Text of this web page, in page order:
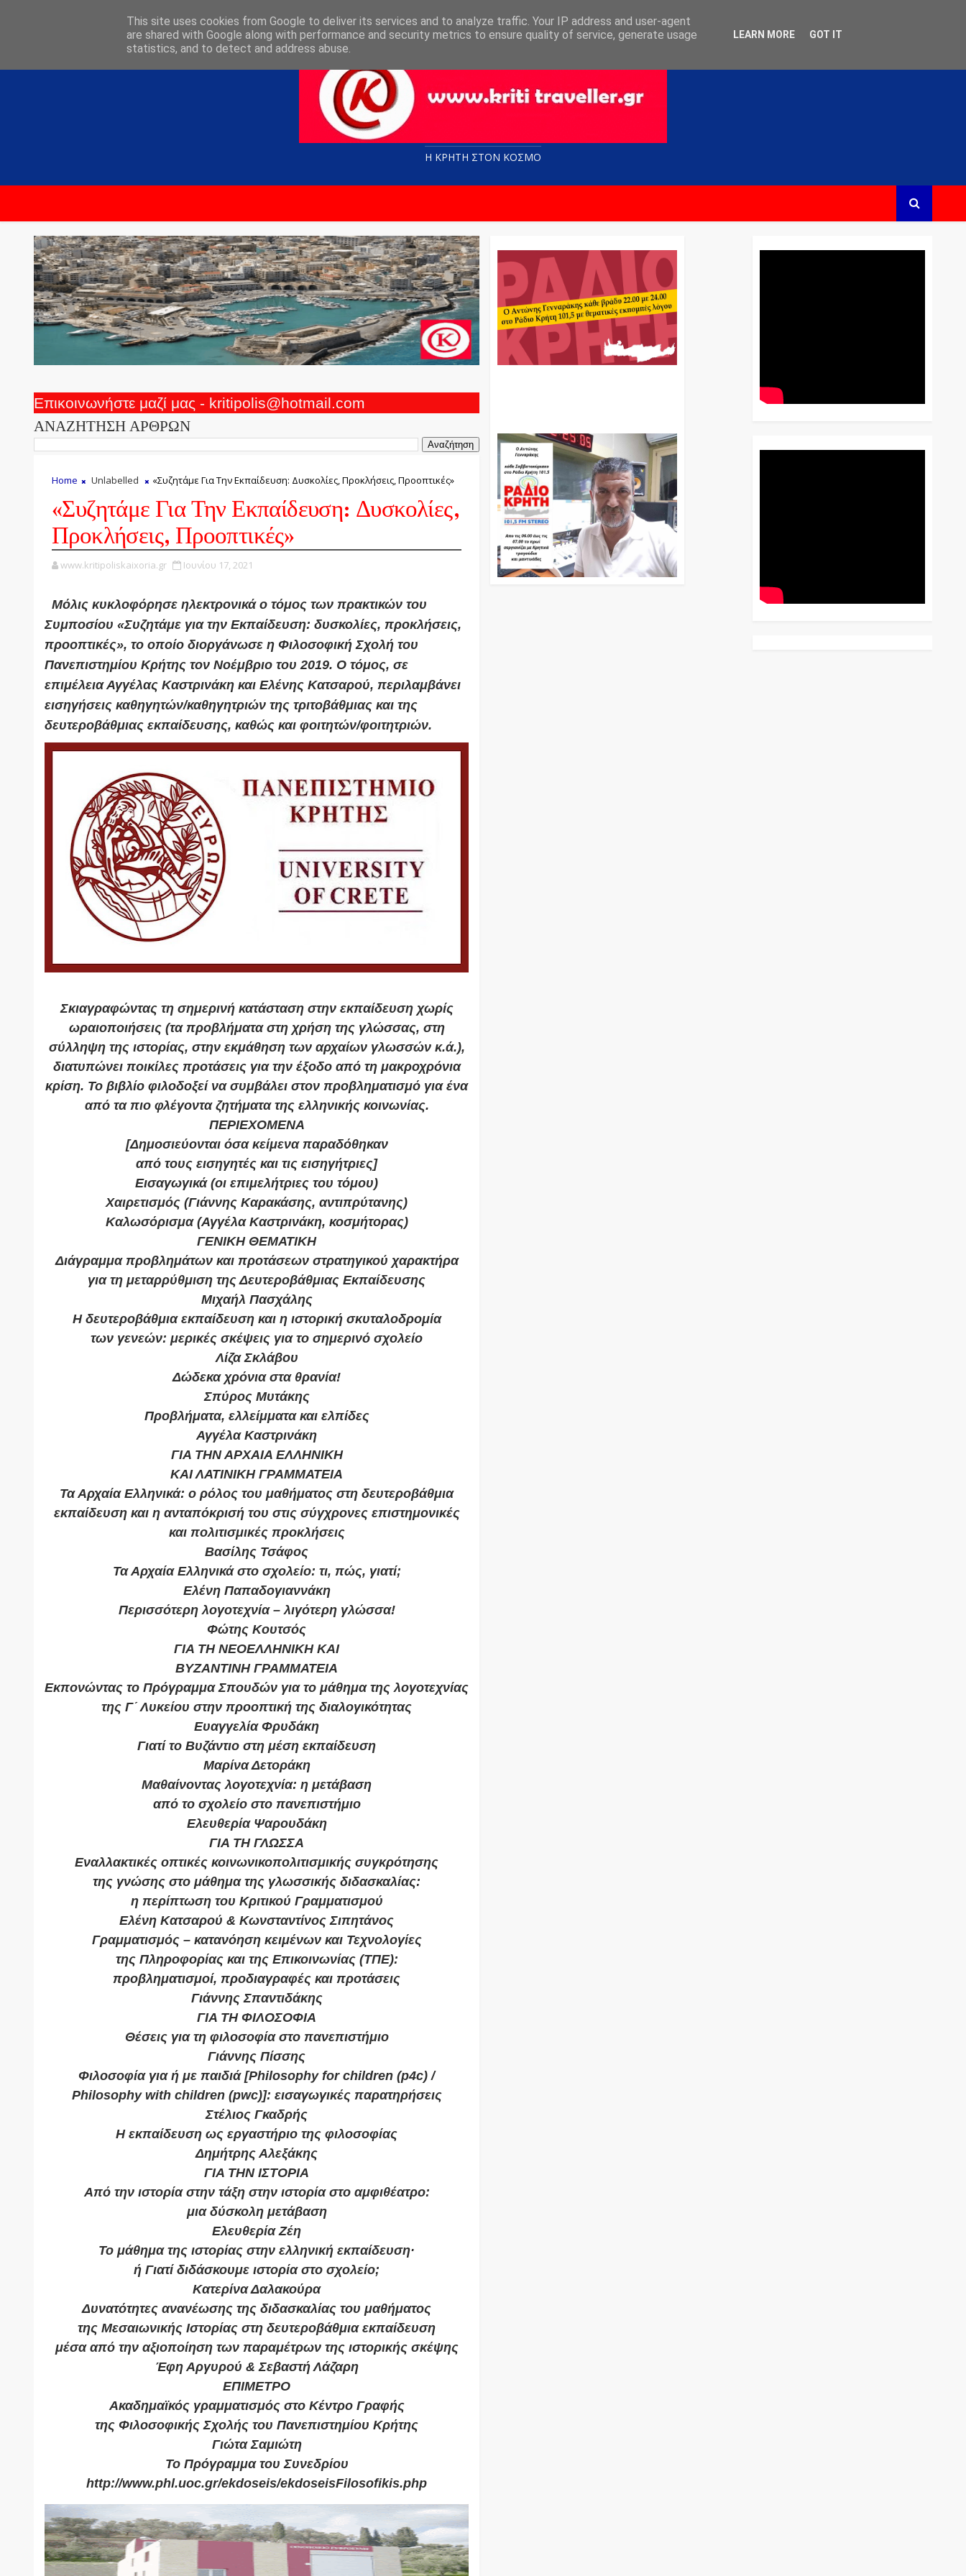
Η ΚΡΗΤΗ ΣΤΟN KOΣΜΟ
Επικοινωνήστε μαζί μας - kritipolis@hotmail.com
ΑΝΑΖΗΤΗΣΗ ΑΡΘΡΩΝ
Home Unlabelled «Συζητάμε Για Την Εκπαίδευση: Δυσκολίες, Προκλήσεις, Προοπτικές»
«Συζητάμε Για Την Εκπαίδευση: Δυσκολίες,
Προκλήσεις, Προοπτικές»
www.kritipoliskaixoria.gr Ιουνίου 17, 2021
Μόλις κυκλοφόρησε ηλεκτρονικά ο τόμος των πρακτικών του
Συμποσίου «Συζητάμε για την Εκπαίδευση: δυσκολίες, προκλήσεις,
προοπτικές», το οποίο διοργάνωσε η Φιλοσοφική Σχολή του
Πανεπιστημίου Κρήτης τον Νοέμβριο του 2019. Ο τόμος, σε
επιμέλεια Αγγέλας Καστρινάκη και Ελένης Κατσαρού, περιλαμβάνει
εισηγήσεις καθηγητών/καθηγητριών της τριτοβάθμιας και της
δευτεροβάθμιας εκπαίδευσης, καθώς και φοιτητών/φοιτητριών.
Σκιαγραφώντας τη σημερινή κατάσταση στην εκπαίδευση χωρίς
ωραιοποιήσεις (τα προβλήματα στη χρήση της γλώσσας, στη
σύλληψη της ιστορίας, στην εκμάθηση των αρχαίων γλωσσών κ.ά.),
διατυπώνει ποικίλες προτάσεις για την έξοδο από τη μακροχρόνια
κρίση. Το βιβλίο φιλοδοξεί να συμβάλει στον προβληματισμό για ένα
από τα πιο φλέγοντα ζητήματα της ελληνικής κοινωνίας.
ΠΕΡΙΕΧΟΜΕΝΑ
[Δημοσιεύονται όσα κείμενα παραδόθηκαν
από τους εισηγητές και τις εισηγήτριες]
Εισαγωγικά (οι επιμελήτριες του τόμου)
Χαιρετισμός (Γιάννης Καρακάσης, αντιπρύτανης)
Καλωσόρισμα (Αγγέλα Καστρινάκη, κοσμήτορας)
ΓΕΝΙΚΗ ΘΕΜΑΤΙΚΗ
Διάγραμμα προβλημάτων και προτάσεων στρατηγικού χαρακτήρα
για τη μεταρρύθμιση της Δευτεροβάθμιας Εκπαίδευσης
Μιχαήλ Πασχάλης
Η δευτεροβάθμια εκπαίδευση και η ιστορική σκυταλοδρομία
των γενεών: μερικές σκέψεις για το σημερινό σχολείο
Λίζα Σκλάβου
Δώδεκα χρόνια στα θρανία!
Σπύρος Μυτάκης
Προβλήματα, ελλείμματα και ελπίδες
Αγγέλα Καστρινάκη
ΓΙΑ ΤΗΝ ΑΡΧΑΙΑ ΕΛΛΗΝΙΚΗ
ΚΑΙ ΛΑΤΙΝΙΚΗ ΓΡΑΜΜΑΤΕΙΑ
Τα Αρχαία Ελληνικά: ο ρόλος του μαθήματος στη δευτεροβάθμια
εκπαίδευση και η ανταπόκρισή του στις σύγχρονες επιστημονικές
και πολιτισμικές προκλήσεις
Βασίλης Τσάφος
Τα Αρχαία Ελληνικά στο σχολείο: τι, πώς, γιατί;
Ελένη Παπαδογιαννάκη
Περισσότερη λογοτεχνία – λιγότερη γλώσσα!
Φώτης Κουτσός
ΓΙΑ ΤΗ ΝΕΟΕΛΛΗΝΙΚΗ ΚΑΙ
ΒΥΖΑΝΤΙΝΗ ΓΡΑΜΜΑΤΕΙΑ
Εκπονώντας το Πρόγραμμα Σπουδών για το μάθημα της λογοτεχνίας
της Γʹ Λυκείου στην προοπτική της διαλογικότητας
Eυαγγελία Φρυδάκη
Γιατί το Βυζάντιο στη μέση εκπαίδευση
Μαρίνα Δετοράκη
Μαθαίνοντας λογοτεχνία: η μετάβαση
από το σχολείο στο πανεπιστήμιο
Ελευθερία Ψαρουδάκη
ΓΙΑ ΤΗ ΓΛΩΣΣΑ
Εναλλακτικές οπτικές κοινωνικοπολιτισμικής συγκρότησης
της γνώσης στο μάθημα της γλωσσικής διδασκαλίας:
η περίπτωση του Κριτικού Γραμματισμού
Ελένη Κατσαρού & Κωνσταντίνος Σιπητάνος
Γραμματισμός – κατανόηση κειμένων και Τεχνολογίες
της Πληροφορίας και της Επικοινωνίας (ΤΠΕ):
προβληματισμοί, προδιαγραφές και προτάσεις
Γιάννης Σπαντιδάκης
ΓΙΑ ΤΗ ΦΙΛΟΣΟΦΙΑ
Θέσεις για τη φιλοσοφία στο πανεπιστήμιο
Γιάννης Πίσσης
Φιλοσοφία για ή με παιδιά [Philosophy for children (p4c) /
Philosophy with children (pwc)]: εισαγωγικές παρατηρήσεις
Στέλιος Γκαδρής
Η εκπαίδευση ως εργαστήριο της φιλοσοφίας
Δημήτρης Αλεξάκης
ΓΙΑ ΤΗΝ ΙΣΤΟΡΙΑ
Από την ιστορία στην τάξη στην ιστορία στο αμφιθέατρο:
μια δύσκολη μετάβαση
Ελευθερία Ζέη
Το μάθημα της ιστορίας στην ελληνική εκπαίδευση·
ή Γιατί διδάσκουμε ιστορία στο σχολείο;
Κατερίνα Δαλακούρα
Δυνατότητες ανανέωσης της διδασκαλίας του μαθήματος
της Μεσαιωνικής Ιστορίας στη δευτεροβάθμια εκπαίδευση
μέσα από την αξιοποίηση των παραμέτρων της ιστορικής σκέψης
Έφη Αργυρού & Σεβαστή Λάζαρη
ΕΠΙΜΕΤΡΟ
Ακαδημαϊκός γραμματισμός στο Κέντρο Γραφής
της Φιλοσοφικής Σχολής του Πανεπιστημίου Κρήτης
Γιώτα Σαμιώτη
Το Πρόγραμμα του Συνεδρίου
http://www.phl.uoc.gr/ekdoseis/ekdoseisFilosofikis.php
This site uses cookies from Google to deliver its services and to analyze traffic. Your IP address and user-agent
are shared with Google along with performance and security metrics to ensure quality of service, generate usage
statistics, and to detect and address abuse.
LEARN MORE GOT IT